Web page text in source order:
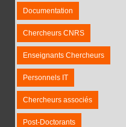
Documentation
Chercheurs CNRS
Enseignants Chercheurs
Personnels IT
Chercheurs associés
Post-Doctorants